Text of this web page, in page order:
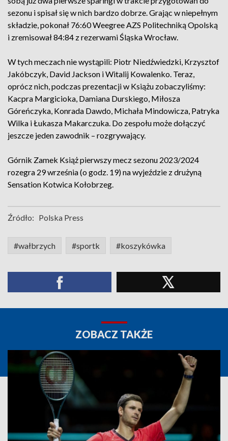
sezonu i spisał się w nich bardzo dobrze. Grając w niepełnym
składzie, pokonał 76:60 Weegree AZS Politechniką Opolską
i zremisował 84:84 z rezerwami Śląska Wrocław.
W tych meczach nie wystąpili: Piotr Niedźwiedzki, Krzysztof
Jakóbczyk, David Jackson i Witalij Kowalenko. Teraz,
oprócz nich, podczas prezentacji w Książu zobaczyliśmy:
Kacpra Margicioka, Damiana Durskiego, Miłosza
Góreńczyka, Konrada Dawdo, Michała Mindowicza, Patryka
Wilka i Łukasza Makarczuka. Do zespołu może dołączyć
jeszcze jeden zawodnik – rozgrywający.
Górnik Zamek Książ pierwszy mecz sezonu 2023/2024
rozegra 29 września (o godz. 19) na wyjeździe z drużyną
Sensation Kotwica Kołobrzeg.
Źródło: Polska Press
#wałbrzych #sportk #koszykówka
ZOBACZ TAKŻE